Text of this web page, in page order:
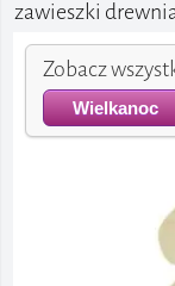
zawieszki
Zobacz
Wielkanoc